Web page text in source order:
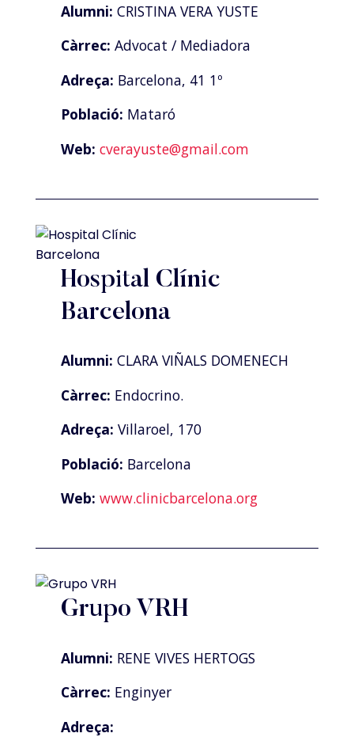
Alumni: CRISTINA VERA YUSTE
Càrrec: Advocat / Mediadora
Adreça: Barcelona, 41 1º
Població: Mataró
Web: cverayuste@gmail.com
Hospital Clínic
Barcelona
Alumni: CLARA VIÑALS DOMENECH
Càrrec: Endocrino.
Adreça: Villaroel, 170
Població: Barcelona
Web: www.clinicbarcelona.org
Grupo VRH
Alumni: RENE VIVES HERTOGS
Càrrec: Enginyer
Adreça: